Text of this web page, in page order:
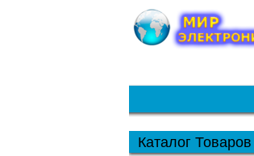
Каталог Товаров